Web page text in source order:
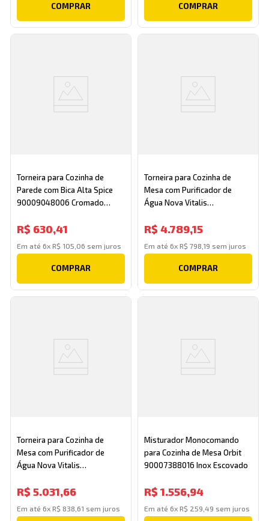
COMPRAR COMPRAR
Torneira para Cozinha de
Parede com Bica Alta Spice
90009048006 Cromado
R$ 630,41
Em até6xR$ 105 06 sem juros
COMPRAR
Torneira para Cozinha de
Mesa com Purificador de
Água Nova Vitalis
Escovado Docol
R$ 4.789,15
Em até 6x R$ 798 19 sem juros
COMPRAR
Torneira para Cozinha de
Mesa com Purificador de
Água Nova Vitalis
Escovado Docol
R$ 5.031,66
Em até6xR$ 838 ,61 sem juros
Misturador Monocomando
para Cozinha de Mesa Orbit
90007388016 Inox Escovado
R$ 1.556,94
Em até 6x R$ 259 49 sem juros